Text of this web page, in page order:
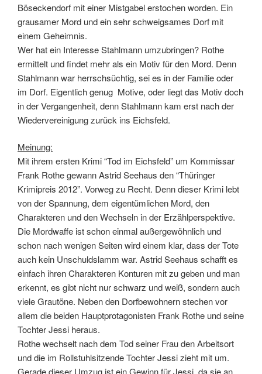
Böseckendorf mit einer Mistgabel erstochen worden. Ein
grausamer Mord und ein sehr schweigsames Dorf mit
einem Geheimnis.
Wer hat ein Interesse Stahlmann umzubringen? Rothe
ermittelt und findet mehr als ein Motiv für den Mord. Denn
Stahlmann war herrschsüchtig, sei es in der Familie oder
im Dorf. Eigentlich genug Motive, oder liegt das Motiv doch
in der Vergangenheit, denn Stahlmann kam erst nach der
Wiedervereinigung zurück ins Eichsfeld.
Meinung:
Mit ihrem ersten Krimi “Tod im Eichsfeld” um Kommissar
Frank Rothe gewann Astrid Seehaus den “Thüringer
Krimipreis 2012”. Vorweg zu Recht. Denn dieser Krimi lebt
von der Spannung, dem eigentümlichen Mord, den
Charakteren und den Wechseln in der Erzählperspektive.
Die Mordwaffe ist schon einmal außergewöhnlich und
schon nach wenigen Seiten wird einem klar, dass der Tote
auch kein Unschuldslamm war. Astrid Seehaus schafft es
einfach ihren Charakteren Konturen mit zu geben und man
erkennt, es gibt nicht nur schwarz und weiß, sondern auch
viele Grautöne. Neben den Dorfbewohnern stechen vor
allem die beiden Hauptprotagonisten Frank Rothe und seine
Tochter Jessi heraus.
Rothe wechselt nach dem Tod seiner Frau den Arbeitsort
und die im Rollstuhlsitzende Tochter Jessi zieht mit um.
Gerade dieser Umzug ist ein Gewinn für Jessi, da sie an